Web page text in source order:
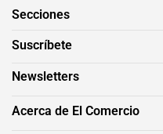
Secciones
Suscríbete
Newsletters
Acerca de El Comercio